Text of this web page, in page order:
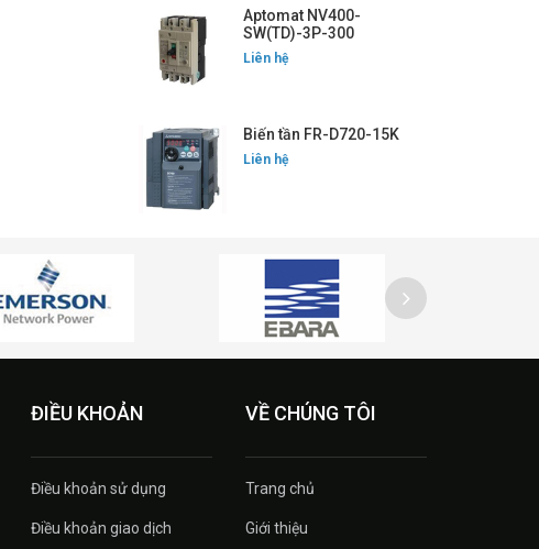
Aptomat NV400-
SW(TD)-3P-300
Liên hệ
Biến tần FR-D720-15K
Liên hệ
ĐIỀU KHOẢN
Điều khoản sử dụng
Điều khoản giao dịch
VỀ CHÚNG TÔI
Trang chủ
Giới thiệu